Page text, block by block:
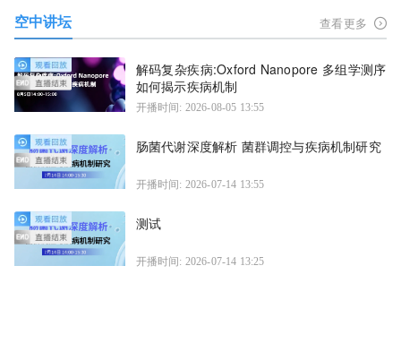
空中讲坛 查看更多
解码复杂疾病:Oxford Nanopore 多组学测序
如何揭示疾病机制
开播时间: 2026-08-05 13:55
肠菌代谢深度解析 菌群调控与疾病机制研究
开播时间: 2026-07-14 13:55
测试
开播时间: 2026-07-14 13:25